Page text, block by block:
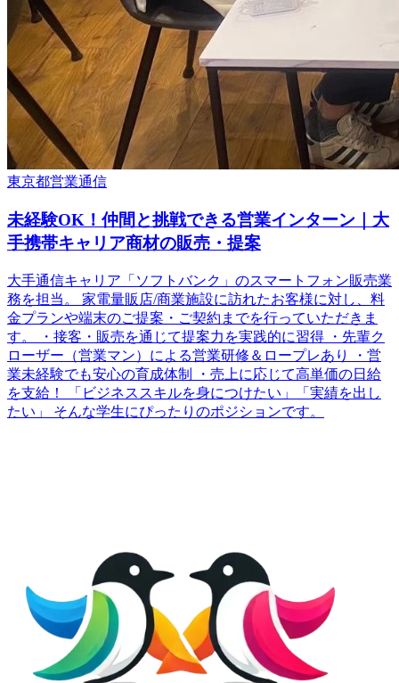
東京都営業通信
未経験OK！仲間と挑戦できる営業インターン｜大
手携帯キャリア商材の販売・提案
大手通信キャリア「ソフトバンク」のスマートフォン販売業
務を担当。 家電量販店/商業施設に訪れたお客様に対し、料
金プランや端末のご提案・ご契約までを行っていただきま
す。 ・接客・販売を通じて提案力を実践的に習得 ・先輩ク
ローザー（営業マン）による営業研修＆ロープレあり ・営
業未経験でも安心の育成体制 ・売上に応じて高単価の日給
を支給！ 「ビジネススキルを身につけたい」「実績を出し
たい」 そんな学生にぴったりのポジションです。